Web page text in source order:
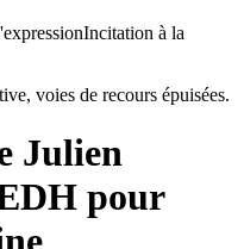
Incitation à la
voies de recours épuisées.
Julien
pour